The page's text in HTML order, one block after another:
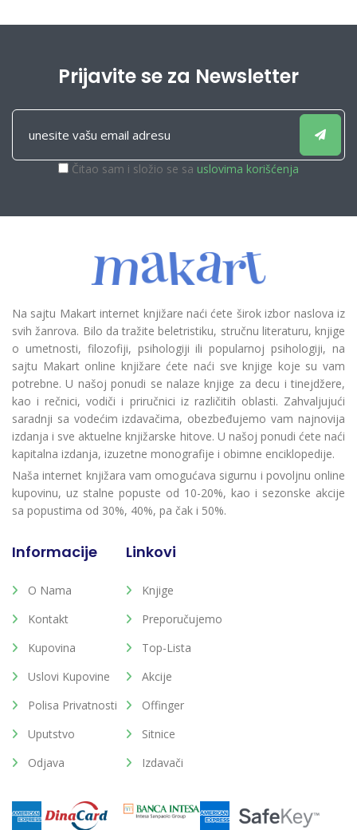
Prijavite se za Newsletter
Čitao sam i složio se sa uslovima korišćenja
Na sajtu Makart internet knjižare naći ćete širok izbor naslova iz
svih žanrova. Bilo da tražite beletristiku, stručnu literaturu, knjige
o umetnosti, filozofiji, psihologiji ili popularnoj psihologiji, na
sajtu Makart online knjižare ćete naći sve knjige koje su vam
potrebne. U našoj ponudi se nalaze knjige za decu i tinejdžere,
kao i rečnici, vodiči i priručnici iz različitih oblasti. Zahvaljujući
saradnji sa vodećim izdavačima, obezbeđujemo vam najnovija
izdanja i sve aktuelne knjižarske hitove. U našoj ponudi ćete naći
kapitalna izdanja, izuzetne monografije i obimne enciklopedije.
Naša internet knjižara vam omogućava sigurnu i povoljnu online
kupovinu, uz stalne popuste od 10-20%, kao i sezonske akcije
sa popustima od 30%, 40%, pa čak i 50%.
Informacije
O Nama
Kontakt
Kupovina
Uslovi Kupovine
Polisa Privatnosti
Uputstvo
Odjava
Linkovi
Knjige
Preporučujemo
Top-Lista
Akcije
Offinger
Sitnice
Izdavači